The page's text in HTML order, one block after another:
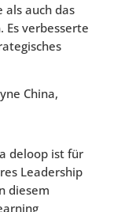
als auch das
Es verbesserte
China,
deloop ist für
Leadership
diesem